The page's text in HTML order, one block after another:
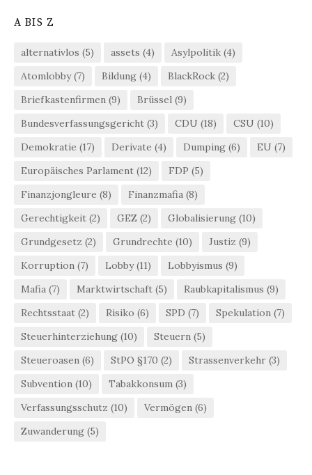
A BIS Z
alternativlos (5) assets (4) Asylpolitik (4)
Atomlobby(7) Bildung (4) BlackRock (2)
Briefkastenfirmen (9) Brüssel (9)
Bundesverfassungsgericht (3) CDU (18) CSU (10)
Demokratie (17) Derivate (4) Dumping (6) EU (7)
Europäisches Parlament (12) FDP (5)
Finanzjongleure (8) Finanzmafia (8)
Gerechtigkeit (2) GEZ (2) Globalisierung (10)
Grundgesetz (2) Grundrechte (10) Justiz (9)
Korruption (7) Lobby(11) Lobbyismus (9)
Mafia (7) Marktwirtschaft (5) Raubkapitalismus (9)
Rechtsstaat (2) Risiko (6) SPD (7) Spekulation (7)
Steuerhinterziehung (10) Steuern (5)
Steueroasen (6) StPO §170 (2) Strassenverkehr (3)
Subvention (10) Tabakkonsum (3)
Verfassungsschutz (10) Vermögen (6)
Zuwanderung (5)